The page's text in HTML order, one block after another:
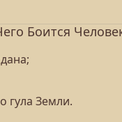
Боится
гула Земли.